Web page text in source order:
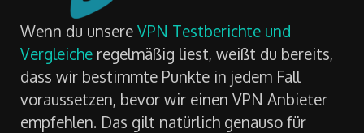
Wenn du unsere VPN Testberichte und
Vergleiche regelmäßig liest, weißt du bereits,
dass wir bestimmte Punkte in jedem Fall
voraussetzen, bevor wir einen VPN Anbieter
empfehlen. Das gilt natürlich genauso für